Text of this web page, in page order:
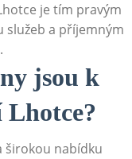
je tím pravým
služeb a příjemným
jsou k
širokou nabídku